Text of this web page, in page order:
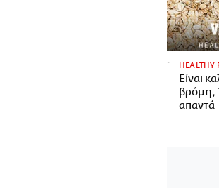
HEALTHY
Είναι
βρόμη;
απαντά